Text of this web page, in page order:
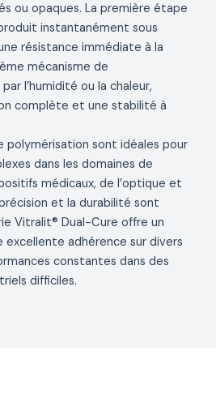
ou opaques. La première étape
instantanément sous
résistance immédiate à la
mécanisme de
l’humidité ou la chaleur,
complète et une stabilité à
polymérisation sont idéales pour
dans les domaines de
médicaux, de l’optique et
et la durabilité sont
Vitralit® Dual-Cure offre un
adhérence sur divers
constantes dans des
difficiles.